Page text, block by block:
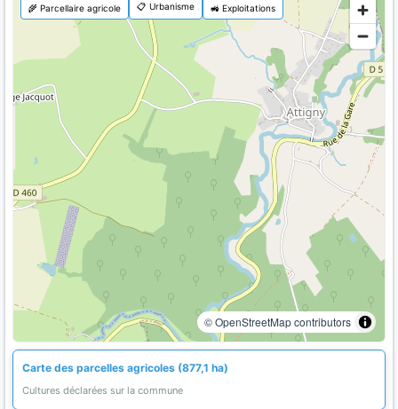
© OpenStreetMap contributors
🌾 Parcellaire agricole 📋 Urbanisme 🚜 Exploitations
Carte des parcelles agricoles (877,1 ha)
Cultures déclarées sur la commune